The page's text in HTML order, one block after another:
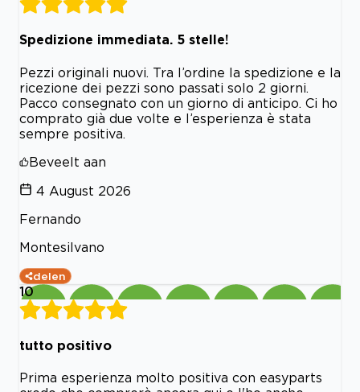
Spedizione immediata. 5 stelle!
Pezzi originali nuovi. Tra l’ordine la spedizione e la
ricezione dei pezzi sono passati solo 2 giorni.
Pacco consegnato con un giorno di anticipo. Ci ho
comprato già due volte e l’esperienza è stata
sempre positiva.
Beveelt aan
4 August 2026
Fernando
Montesilvano
delen
10
tutto positivo
Prima esperienza molto positiva con easyparts